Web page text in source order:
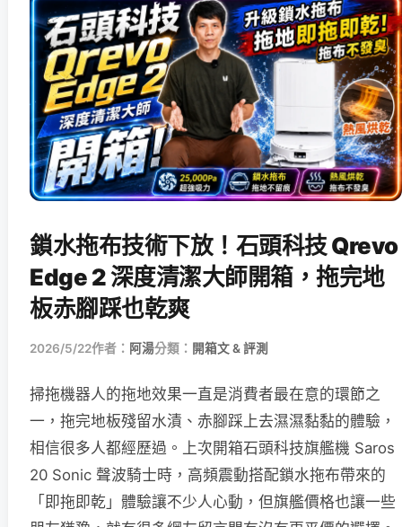
鎖水拖布技術下放！石頭科技 Qrevo
Edge 2 深度清潔大師開箱，拖完地
板赤腳踩也乾爽
2026/5/22作者： 阿湯分類： 開箱文 & 評測
掃拖機器人的拖地效果一直是消費者最在意的環節之
一，拖完地板殘留水漬、赤腳踩上去濕濕黏黏的體驗，
相信很多人都經歷過。上次開箱石頭科技旗艦機 Saros
20 Sonic 聲波騎士時，高頻震動搭配鎖水拖布帶來的
「即拖即乾」體驗讓不少人心動，但旗艦價格也讓一些